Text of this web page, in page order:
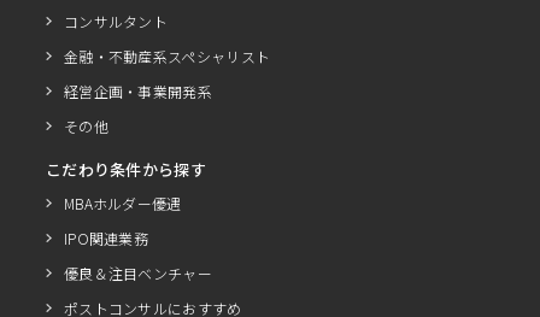
コンサルタント
金融・不動産系スペシャリスト
経営企画・事業開発系
その他
こだわり条件から探す
MBAホルダー優遇
IPO関連業務
優良＆注目ベンチャー
ポストコンサルにおすすめ